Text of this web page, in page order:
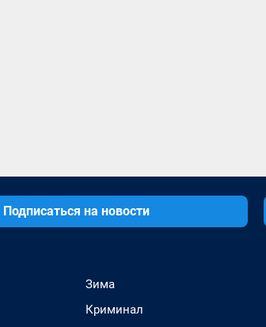
Подписаться на новости
Зима
Криминал